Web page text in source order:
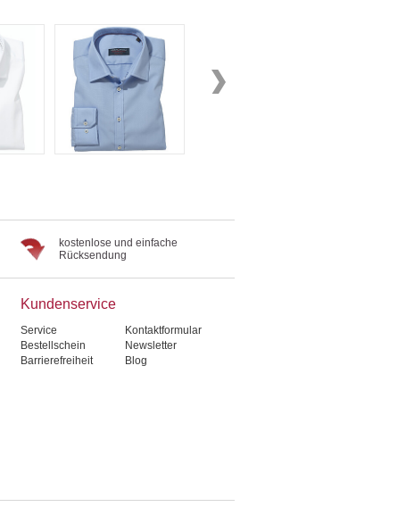
kostenlose und einfache
Rücksendung
Kundenservice
Service
Kontaktformular
Bestellschein
Newsletter
Barrierefreiheit
Blog